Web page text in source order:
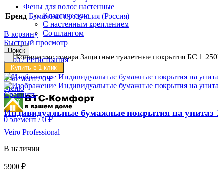
Фены для волос настенные
Классические
С настенным креплением
Со шлангом
Поиск
Вход / Регистрация
Сравнить
0элемент / 0₽
Меню
0элемент / 0₽
Бренд Бумажная продукция (Россия)
В корзину
Быстрый просмотр
Количество товара Защитные туалетные покрытия БС 1-
Купить в 1 клик
Сравнить
Индивидуальные бумажные покрытия на унитаз
Veiro Professional
В наличии
5900 ₽